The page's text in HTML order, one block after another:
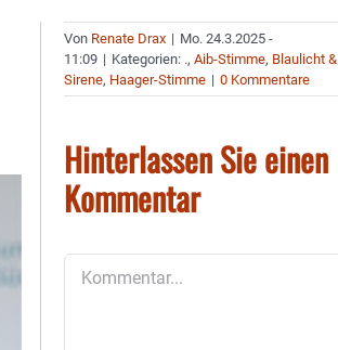
Von Renate Drax | Mo. 24.3.2025 -
11:09 | Kategorien: .,Aib-Stimme, Blaulicht &
Sirene, Haager-Stimme | 0 Kommentare
Hinterlassen Sie einen
Kommentar